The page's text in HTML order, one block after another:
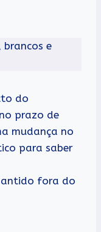
brancos e
do
prazo de
mudança no
para saber
fora do